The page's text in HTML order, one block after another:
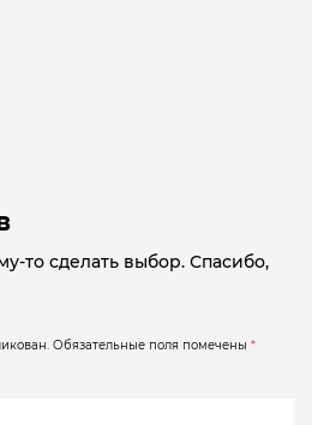
то сделать выбор. Спасибо,
Обязательные поля помечены *